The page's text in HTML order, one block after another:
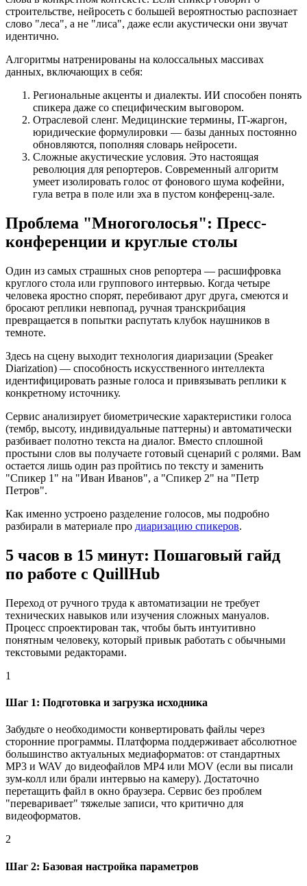
строительстве, нейросеть с большей вероятностью распознает
слово "леса", а не "лиса", даже если акустически они звучат
идентично.
Алгоритмы натренированы на колоссальных массивах
данных, включающих в себя:
Региональные акценты и диалекты. ИИ способен понять
спикера даже со специфическим выговором.
Отраслевой сленг. Медицинские термины, IT-жаргон,
юридические формулировки — базы данных постоянно
обновляются, пополняя словарь нейросети.
Сложные акустические условия. Это настоящая
революция для репортеров. Современный алгоритм
умеет изолировать голос от фонового шума кофейни,
гула ветра в поле или эха в пустом конференц-зале.
Проблема "Многоголосья": Пресс-
конференции и круглые столы
Один из самых страшных снов репортера — расшифровка
круглого стола или группового интервью. Когда четыре
человека яростно спорят, перебивают друг друга, смеются и
бросают реплики невпопад, ручная транскрибация
превращается в попытки распутать клубок наушников в
темноте.
Здесь на сцену выходит технология диаризации (Speaker
Diarization) — способность искусственного интеллекта
идентифицировать разные голоса и привязывать реплики к
конкретному источнику.
Сервис анализирует биометрические характеристики голоса
(тембр, высоту, индивидуальные паттерны) и автоматически
разбивает полотно текста на диалог. Вместо сплошной
простыни слов вы получаете готовый сценарий с ролями. Вам
остается лишь один раз пройтись по тексту и заменить
"Спикер 1" на "Иван Иванов", а "Спикер 2" на "Петр
Петров".
Как именно устроено разделение голосов, мы подробно
разбирали в материале про диаризацию спикеров.
5 часов в 15 минут: Пошаговый гайд
по работе с QuillHub
Переход от ручного труда к автоматизации не требует
технических навыков или изучения сложных мануалов.
Процесс спроектирован так, чтобы быть интуитивно
понятным человеку, который привык работать с обычными
текстовыми редакторами.
1
Шаг 1: Подготовка и загрузка исходника
Забудьте о необходимости конвертировать файлы через
сторонние программы. Платформа поддерживает абсолютное
большинство актуальных медиаформатов: от стандартных
MP3 и WAV до видеофайлов MP4 или MOV (если вы писали
зум-колл или брали интервью на камеру). Достаточно
перетащить файл в окно браузера. Сервис без проблем
"переваривает" тяжелые записи, что критично для
видеоформатов.
2
Шаг 2: Базовая настройка параметров